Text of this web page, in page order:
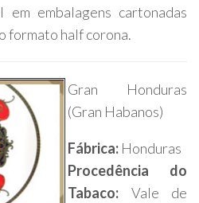
em embalagens cartonadas
formato half corona.
Gran Honduras
(Gran Habanos)
Fábrica: Honduras
Procedência do
Tabaco: Vale de